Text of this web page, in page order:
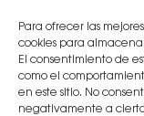
Para ofrecer las
cookies para
El consentimiento de
como el
en este sitio. No
negativamente a